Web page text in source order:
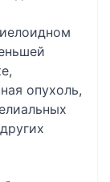
опухоль,